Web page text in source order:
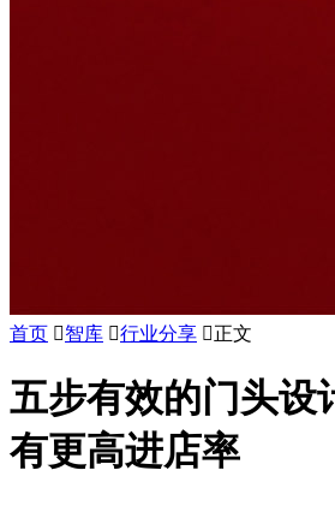
首页 智库 行业分享 正文
五步有效的门头设
有更高进店率